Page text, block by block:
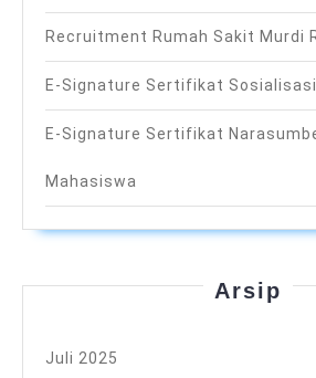
Recruitment Rumah Sakit Murdi
E-Signature Sertifikat
E-Signature Sertifikat
Mahasiswa
Arsip
Juli 2025